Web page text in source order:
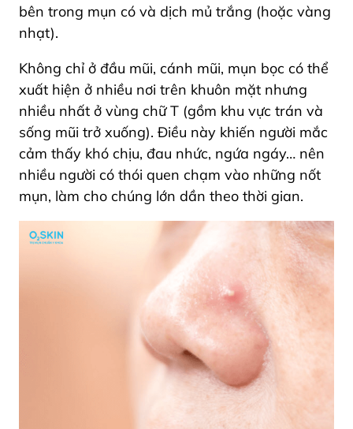
bên trong mụn có và dịch mủ trắng (hoặc vàng
nhạt).
Không chỉ ở đầu mũi, cánh mũi, mụn bọc có thể
xuất hiện ở nhiều nơi trên khuôn mặt nhưng
nhiều nhất ở vùng chữ T (gồm khu vực trán và
sống mũi trở xuống). Điều này khiến người mắc
cảm thấy khó chịu, đau nhức, ngứa ngáy… nên
nhiều người có thói quen chạm vào những nốt
mụn, làm cho chúng lớn dần theo thời gian.